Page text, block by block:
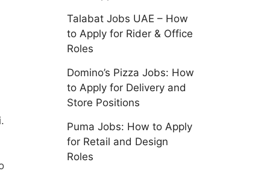
Talabat Jobs UAE – How
to Apply for Rider & Office
Roles
Domino’s Pizza Jobs: How
to Apply for Delivery and
Store Positions
Puma Jobs: How to Apply
for Retail and Design
Roles